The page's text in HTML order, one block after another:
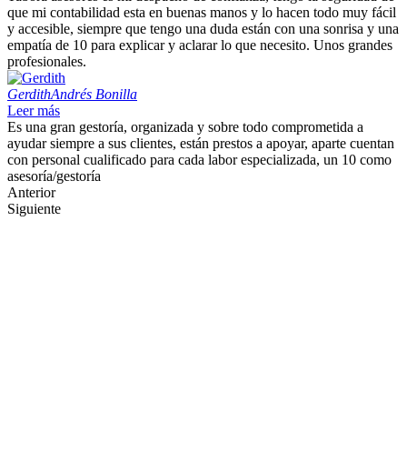
que mi contabilidad esta en buenas manos y lo hacen todo muy fácil
y accesible, siempre que tengo una duda están con una sonrisa y una
empatía de 10 para explicar y aclarar lo que necesito. Unos grandes
profesionales.
GerdithAndrés Bonilla
Leer más
Es una gran gestoría, organizada y sobre todo comprometida a
ayudar siempre a sus clientes, están prestos a apoyar, aparte cuentan
con personal cualificado para cada labor especializada, un 10 como
asesoría/gestoría
Anterior
Siguiente